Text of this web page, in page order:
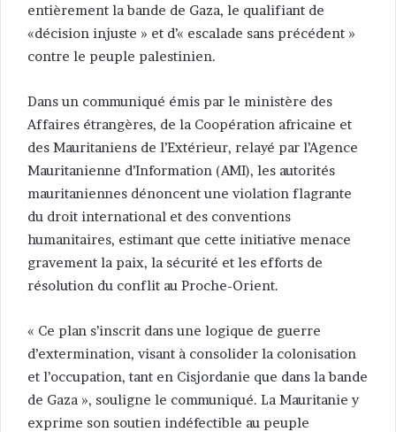
entièrement la bande de Gaza, le qualifiant de
«décision injuste » et d’« escalade sans précédent »
contre le peuple palestinien.
Dans un communiqué émis par le ministère des
Affaires étrangères, de la Coopération africaine et
des Mauritaniens de l’Extérieur, relayé par l’Agence
Mauritanienne d’Information (AMI), les autorités
mauritaniennes dénoncent une violation flagrante
du droit international et des conventions
humanitaires, estimant que cette initiative menace
gravement la paix, la sécurité et les efforts de
résolution du conflit au Proche-Orient.
« Ce plan s’inscrit dans une logique de guerre
d’extermination, visant à consolider la colonisation
et l’occupation, tant en Cisjordanie que dans la bande
de Gaza », souligne le communiqué. La Mauritanie y
exprime son soutien indéfectible au peuple